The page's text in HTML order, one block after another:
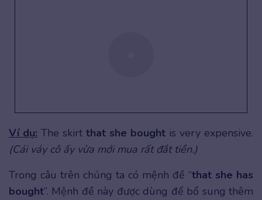
Ví dụ: The skirt that she bought is very expensive.
(Cái váy cô ấy vừa mới mua rất đắt tiền.)
Trong câu trên chúng ta có mệnh đề “that she has
bought”. Mệnh đề này được dùng để bổ sung thêm